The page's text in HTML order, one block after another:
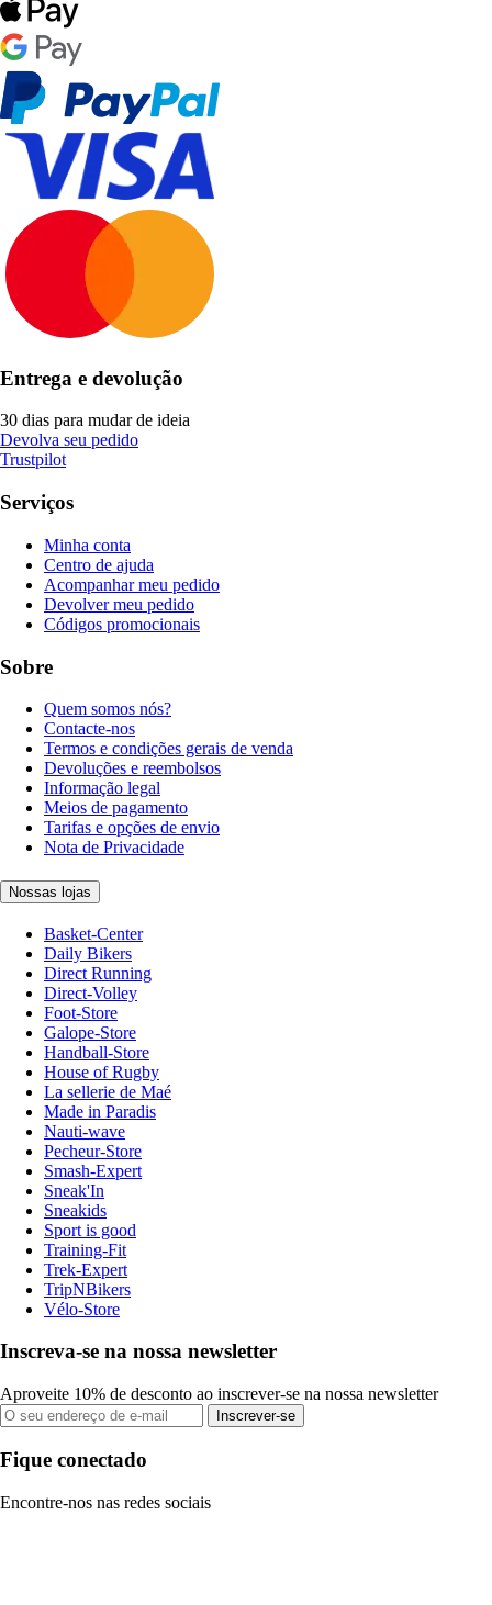
Entrega e devolução
30 dias para mudar de ideia
Devolva seu pedido
Trustpilot
Serviços
Minha conta
Centro de ajuda
Acompanhar meu pedido
Devolver meu pedido
Códigos promocionais
Sobre
Quem somos nós?
Contacte-nos
Termos e condições gerais de venda
Devoluções e reembolsos
Informação legal
Meios de pagamento
Tarifas e opções de envio
Nota de Privacidade
Nossas lojas
Basket-Center
Daily Bikers
Direct Running
Direct-Volley
Foot-Store
Galope-Store
Handball-Store
House of Rugby
La sellerie de Maé
Made in Paradis
Nauti-wave
Pecheur-Store
Smash-Expert
Sneak'In
Sneakids
Sport is good
Training-Fit
Trek-Expert
TripNBikers
Vélo-Store
Inscreva-se na nossa newsletter
Aproveite 10% de desconto ao inscrever-se na nossa newsletter
Inscrever-se
Fique conectado
Encontre-nos nas redes sociais